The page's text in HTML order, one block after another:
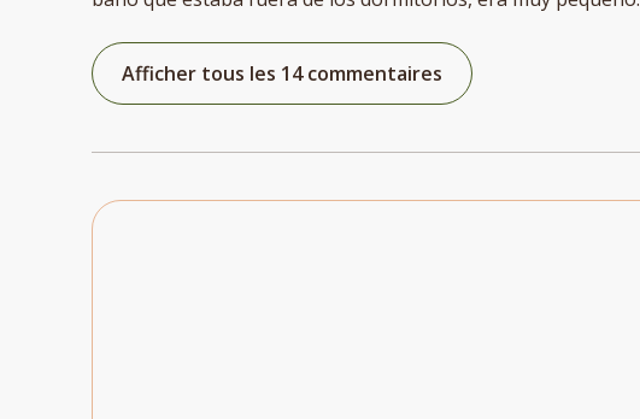
Afficher tous les 14 commentaires